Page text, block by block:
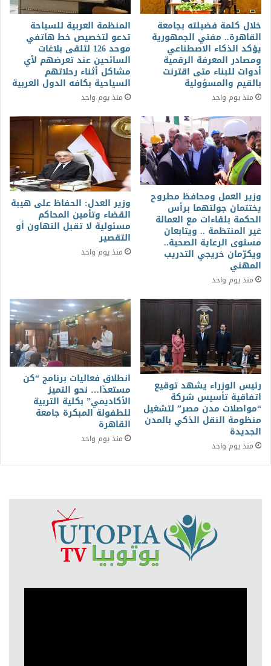
خلال كلمة فضيلته بجامعة
القاهرة.. مفتي الجمهورية
يؤكد الذكاء الاصطناعي
ومصادر المعرفة الرقمية
أدوات للبناء متى اقترنت
بالقيم والمسؤولية
منذ يوم واحد
المنظمة العربية للسياحة
تدعو لتخصيص خط هاتفي
موحد 126 لتلقى بلاغات
السائحين عند تعرضهم لأي
مشاكل أثناء رحلاتهم
السياحية بكافه الدول العربية
منذ يوم واحد
وزير العمل ومحافظ مطروح
يختتمان جولتهما برأس
الحكمة بلقاءات مع العمالة
غير المنتظمة .. ويتابعان
مستوى الرعاية الصحية..
ويكرّمان خريجي التدريب
المهني
منذ يوم واحد
وزير العدل: الحفاظ على هيبة
القضاء وتأمين المحاكم
مسئولية لا تقبل التهاون أو
التقصير
منذ يوم واحد
رئيس الوزراء يشهد توقيع
اتفاقية تأسيس شركة
“مواصلات مدن مصر” لتشغيل
منظومة النقل الذكي بالمدن
الجديدة
منذ يوم واحد
انطلاق فعاليات برنامج “كن
مستعدًا… نحو التميز
الأكاديمي” بكلية التربية
للطفولة المبكرة جامعة
القاهرة
منذ يوم واحد